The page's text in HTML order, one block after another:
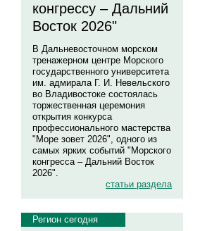
конгрессу – Дальний
Восток 2026"
В Дальневосточном морском
тренажерном центре Морского
государственного университета
им. адмирала Г. И. Невельского
во Владивостоке состоялась
торжественная церемония
открытия конкурса
профессионального мастерства
"Море зовет 2026", одного из
самых ярких событий "Морского
конгресса – Дальний Восток
2026".
статьи раздела
Регион сегодня